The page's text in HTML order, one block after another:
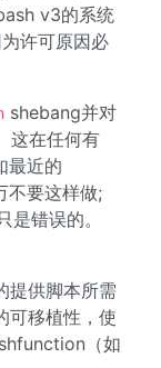
v3的系统
许可原因必
shebang并对
这在任何有
最近的
不要这样做;
错误的。
提供脚本所需
可移植性，使
（如